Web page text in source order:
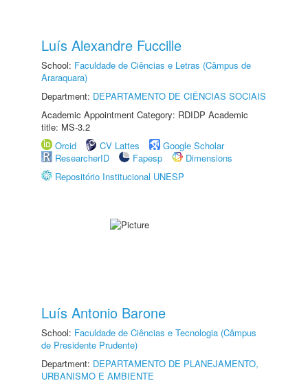
Luís Alexandre Fuccille
School: Faculdade de Ciências e Letras (Câmpus de
Araraquara)
Department: DEPARTAMENTO DE CIÊNCIAS SOCIAIS
Academic Appointment Category: RDIDP Academic
title: MS-3.2
Orcid
CV Lattes
Google Scholar
ResearcherID
Fapesp
Dimensions
Repositório Institucional UNESP
Luís Antonio Barone
School: Faculdade de Ciências e Tecnologia (Câmpus
de Presidente Prudente)
Department: DEPARTAMENTO DE PLANEJAMENTO,
URBANISMO E AMBIENTE